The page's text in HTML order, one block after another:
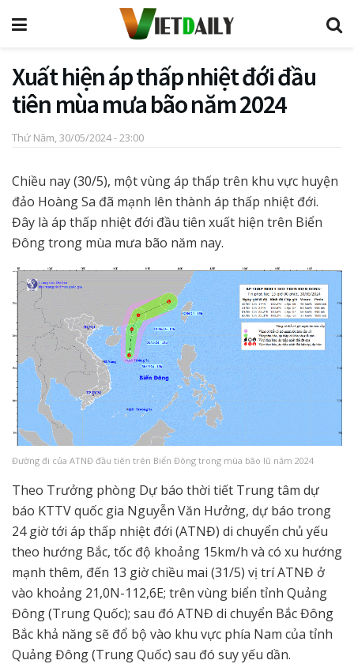
Xuất hiện áp thấp nhiệt đới đầu
tiên mùa mưa bão năm 2024
Thứ Năm, 30/05/2024 - 23:00
Chiều nay (30/5), một vùng áp thấp trên khu vực huyện
đảo Hoàng Sa đã mạnh lên thành áp thấp nhiệt đới.
Đây là áp thấp nhiệt đới đầu tiên xuất hiện trên Biển
Đông trong mùa mưa bão năm nay.
Đường đi của ATNĐ đầu tiên trên Biển Đông trong mùa bão lũ năm 2024
Theo Trưởng phòng Dự báo thời tiết Trung tâm dự
báo KTTV quốc gia Nguyễn Văn Hưởng, dự báo trong
24 giờ tới áp thấp nhiệt đới (ATNĐ) di chuyển chủ yếu
theo hướng Bắc, tốc độ khoảng 15km/h và có xu hướng
mạnh thêm, đến 13 giờ chiều mai (31/5) vị trí ATNĐ ở
vào khoảng 21,0N-112,6E; trên vùng biển tỉnh Quảng
Đông (Trung Quốc); sau đó ATNĐ di chuyển Bắc Đông
Bắc khả năng sẽ đổ bộ vào khu vực phía Nam của tỉnh
Quảng Đông (Trung Quốc) sau đó suy yếu dần.